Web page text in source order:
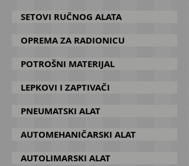
SETOVI RUČNOG ALATA
OPREMA ZA RADIONICU
POTROŠNI MATERIJAL
LEPKOVI I ZAPTIVAČI
PNEUMATSKI ALAT
AUTOMEHANIČARSKI ALAT
AUTOLIMARSKI ALAT